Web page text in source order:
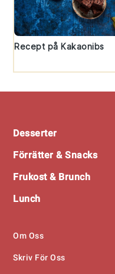
Recept på Kakaonibs
Desserter
Förrätter & Snacks
Frukost & Brunch
Lunch
Om Oss
Skriv För Oss